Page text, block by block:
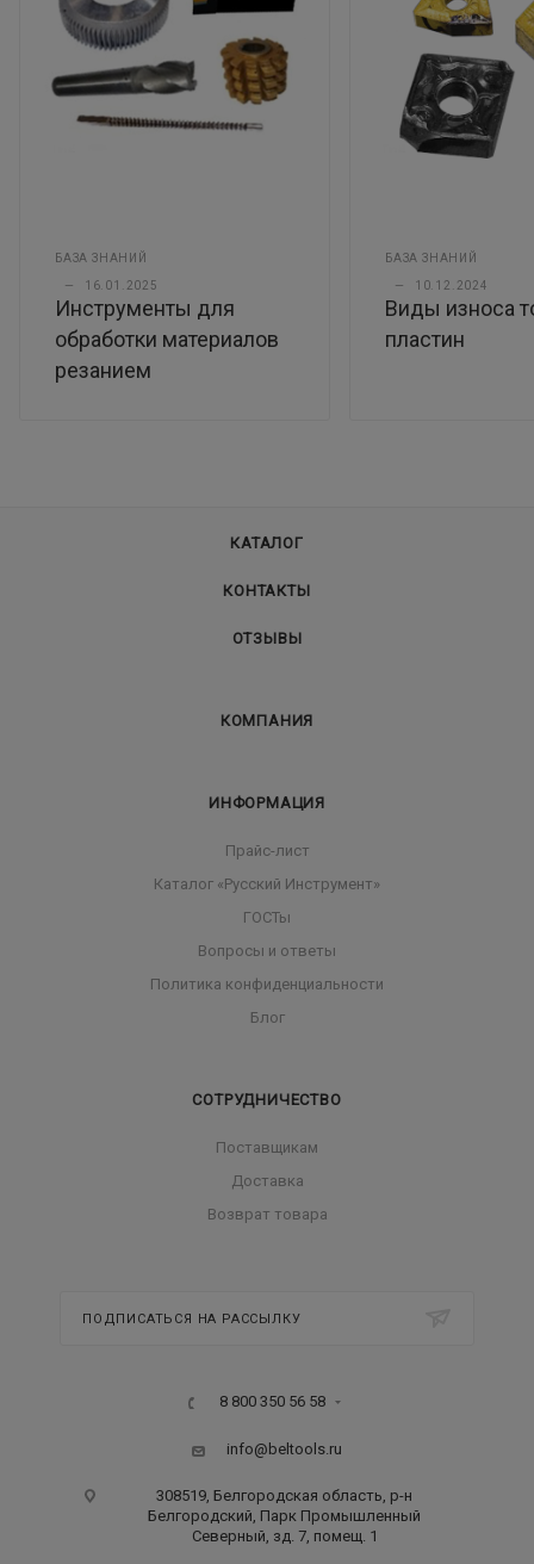
БАЗА ЗНАНИЙ
— 16.01.2025
Инструменты для
обработки материалов
резанием
БАЗА ЗНАНИЙ
— 10.12.2024
Виды износа
пластин
КАТАЛОГ
КОНТАКТЫ
ОТЗЫВЫ
КОМПАНИЯ
ИНФОРМАЦИЯ
Прайс-лист
Каталог «Русский Инструмент»
ГОСТы
Вопросы и ответы
Политика конфиденциальности
Блог
СОТРУДНИЧЕСТВО
Поставщикам
Доставка
Возврат товара
ПОДПИСАТЬСЯ НА РАССЫЛКУ
8 800 350 56 58
info@beltools.ru
308519, Белгородская область, р-н
Белгородский, Парк Промышленный
Северный, зд. 7, помещ. 1